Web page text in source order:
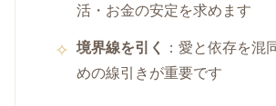
活・お金の安定を求めます
境界線を引く
：愛と依存を混
めの線引きが重要です